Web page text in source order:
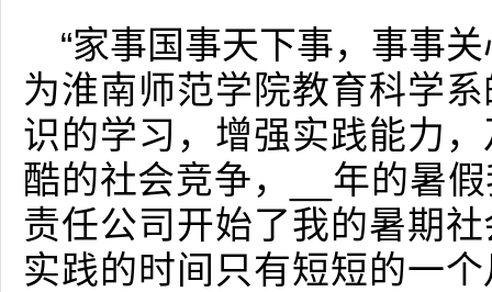
“家事国事天下事，事事
为淮南师范学院教育科学
识的学习，增强实践能力
酷的社会竞争，__年的暑
责任公司开始了我的暑期
实践的时间只有短短的一